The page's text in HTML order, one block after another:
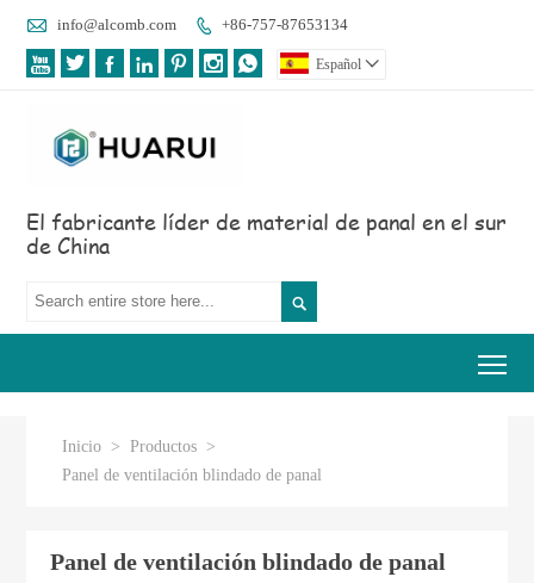
 info@alcomb.com  +86-757-87653134
       Español 
El fabricante líder de material de panal en el sur
de China

Inicio > Productos >
Panel de ventilación blindado de panal
Panel de ventilación blindado de panal